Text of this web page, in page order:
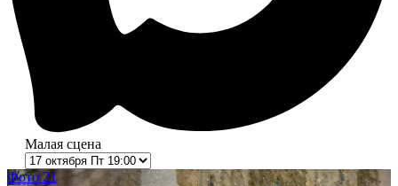
Малая сцена
Фото 21